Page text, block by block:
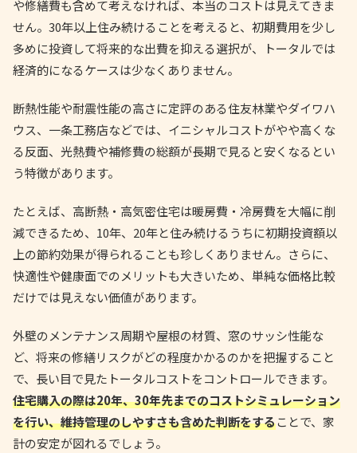
や修繕費も含めて考えなければ、本当のコストは見えてきま
せん。30年以上住み続けることを考えると、初期費用を少し
多めに投資して将来的な出費を抑える選択が、トータルでは
経済的になるケースは少なくありません。
断熱性能や耐震性能の高さに定評のある住友林業やダイワハ
ウス、一条工務店などでは、イニシャルコストがやや高くな
る反面、光熱費や補修費の総額が長期で見ると安くなるとい
う特徴があります。
たとえば、高断熱・高気密住宅は暖房費・冷房費を大幅に削
減できるため、10年、20年と住み続けるうちに初期投資額以
上の節約効果が得られることも珍しくありません。さらに、
快適性や健康面でのメリットも大きいため、単純な価格比較
だけでは見えない価値があります。
外壁のメンテナンス周期や屋根の材質、窓のサッシ性能な
ど、将来の修繕リスクがどの程度かかるのかを把握すること
で、長い目で見たトータルコストをコントロールできます。
住宅購入の際は20年、30年先までのコストシミュレーション
を行い、維持管理のしやすさも含めた判断をすることで、家
計の安定が図れるでしょう。